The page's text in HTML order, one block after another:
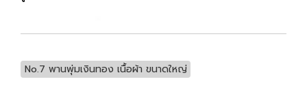
No.7 พานพุ่มเงินทอง เนื้อผ้า ขนาดใหญ่